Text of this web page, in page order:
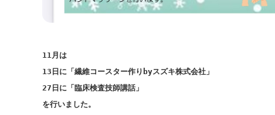
11月は
13日に「繊維コースター作りbyスズキ株式会社」
27日に「臨床検査技師講話」
を行いました。